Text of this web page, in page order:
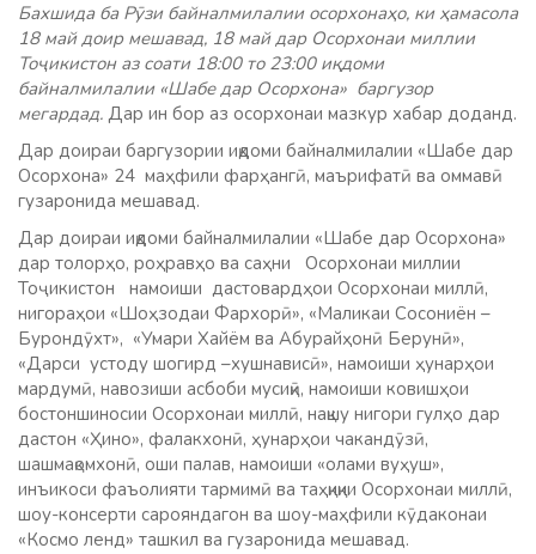
Бахшида ба Рӯзи байналмилалии осорхонаҳо, ки ҳамасола
18 май доир мешавад, 18 май дар Осорхонаи миллии
Тоҷикистон аз соати 18:00 то 23:00 иқдоми
байналмилалии «Шабе дар Осорхона» баргузор
мегардад. Дар ин бор аз осорхонаи мазкур хабар доданд.
Дар доираи баргузории иқдоми байналмилалии «Шабе дар
Осорхона» 24 маҳфили фарҳангӣ, маърифатӣ ва оммавӣ
гузаронида мешавад.
Дар доираи иқдоми байналмилалии «Шабе дар Осорхона»
дар толорҳо, роҳравҳо ва саҳни Осорхонаи миллии
Тоҷикистон намоиши дастовардҳои Осорхонаи миллӣ,
нигораҳои «Шоҳзодаи Фархорӣ», «Маликаи Сосониён –
Бурондӯхт», «Умари Хайём ва Абурайҳонӣ Берунӣ»,
«Дарси устоду шогирд –хушнависӣ», намоиши ҳунарҳои
мардумӣ, навозиши асбоби мусиқӣ, намоиши ковишҳои
бостоншиносии Осорхонаи миллӣ, нақшу нигори гулҳо дар
дастон «Ҳино», фалакхонӣ, ҳунарҳои чакандӯзӣ,
шашмақомхонӣ, оши палав, намоиши «олами вуҳуш»,
инъикоси фаъолияти тармимӣ ва таҳқиқии Осорхонаи миллӣ,
шоу-консерти сарояндагон ва шоу-маҳфили кӯдаконаи
«Космо ленд» ташкил ва гузаронида мешавад.